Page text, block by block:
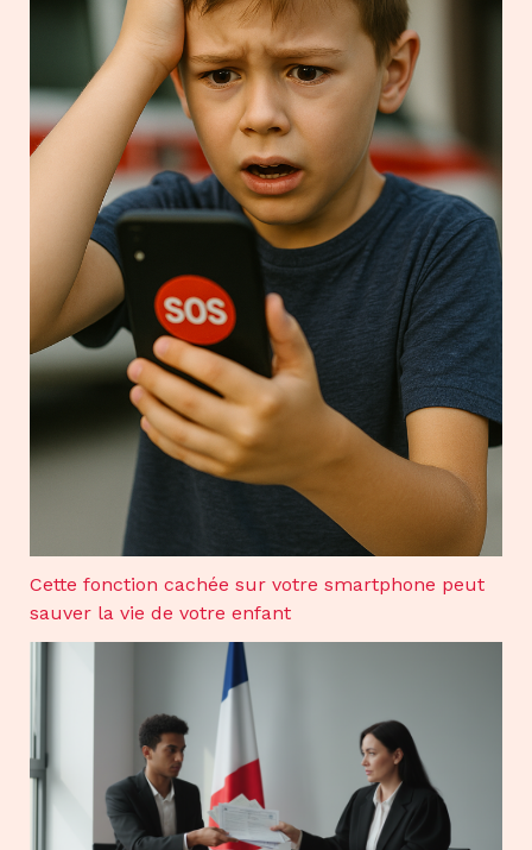
Cette fonction cachée sur votre smartphone peut
sauver la vie de votre enfant